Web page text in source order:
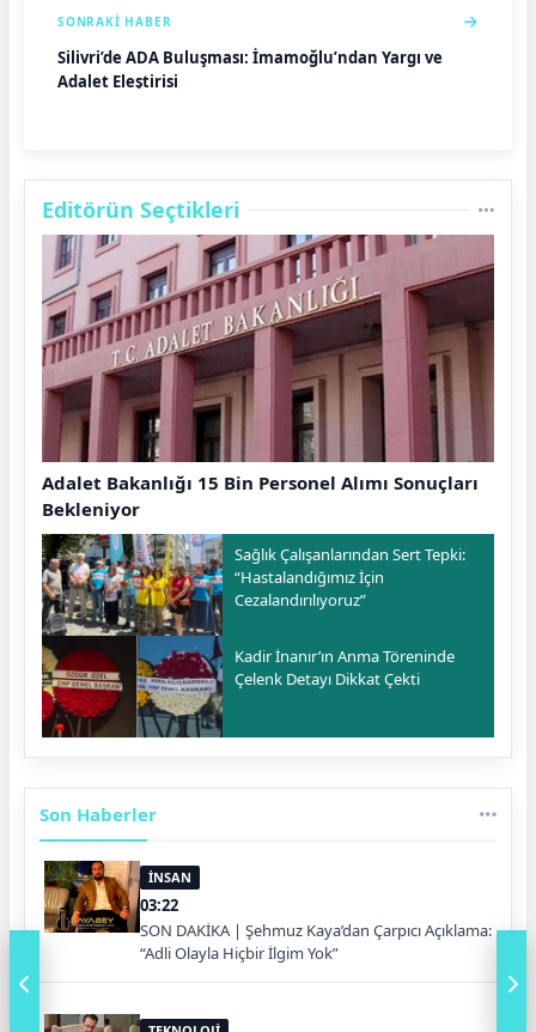
SONRAKI HABER
Silivri’de ADA Buluşması: İmamoğlu’ndan Yargı ve
Adalet Eleştirisi
Editörün Seçtikleri
Adalet Bakanlığı 15 Bin Personel Alımı Sonuçları
Bekleniyor
Sağlık Çalışanlarından Sert Tepki:
“Hastalandığımız İçin
Cezalandırılıyoruz”
Kadir İnanır’ın Anma Töreninde
Çelenk Detayı Dikkat Çekti
Son Haberler
İNSAN
03:22
SON DAKİKA | Şehmuz Kaya’dan Çarpıcı Açıklama:
“Adli Olayla Hiçbir İlgim Yok”